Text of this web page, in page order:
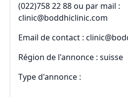
(022)758 22 88 ou par mail :
clinic@boddhiclinic.com
Email de contact :
Région de l'annonce : suisse
Type d'annonce :